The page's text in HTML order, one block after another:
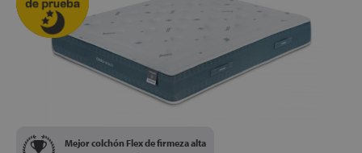
Mejor colchón Flex de firmeza alta